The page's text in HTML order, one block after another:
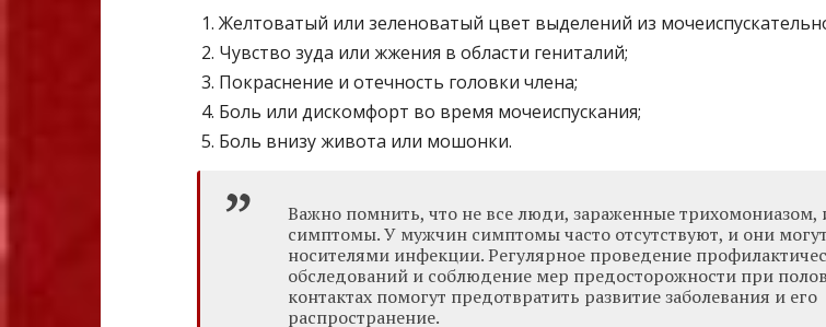
Желтоватый или зеленоватый цвет выделений из
Чувство зуда или жжения в области гениталий;
Покраснение и отечность головки члена;
Боль или дискомфорт во время мочеиспускания;
Боль внизу живота или мошонки.
Важно помнить, что не все люди, зараженные трихомониазом,
симптомы. У мужчин симптомы часто отсутствуют, и они
носителями инфекции. Регулярное проведение
обследований и соблюдение мер предосторожности при
контактах помогут предотвратить развитие заболевания и его
распространение.